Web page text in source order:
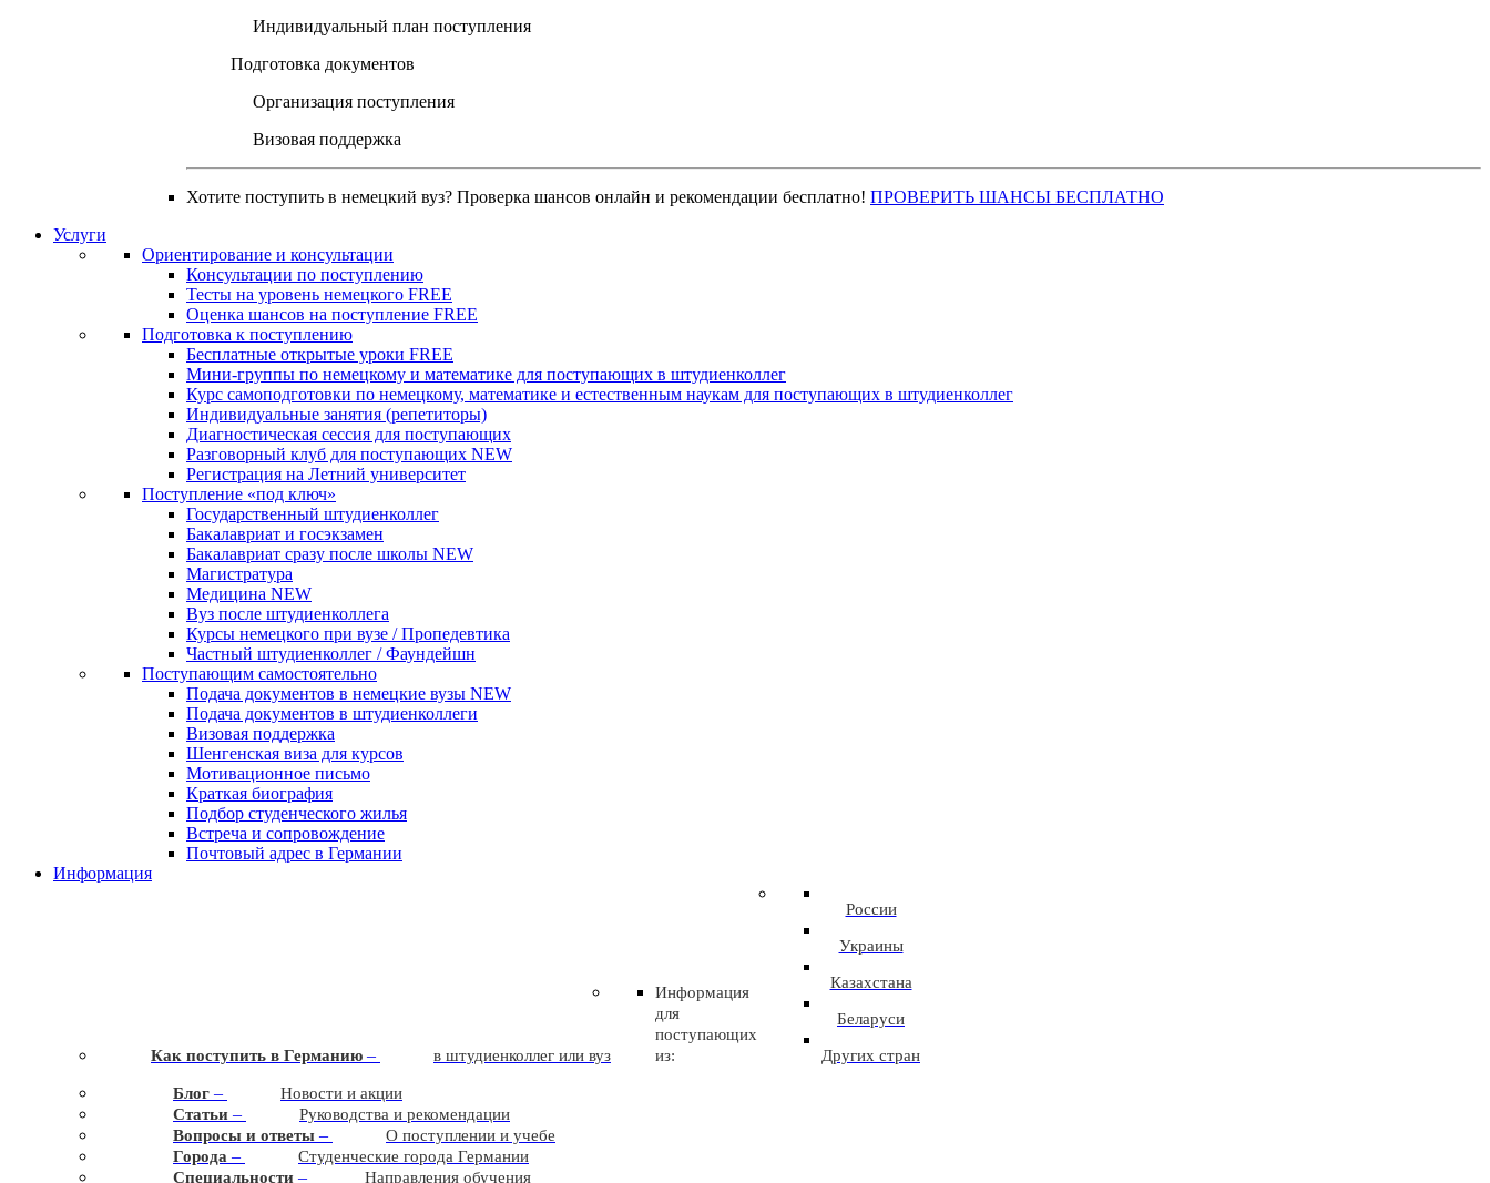
Индивидуальный план поступления
Подготовка документов
Организация поступления
Визовая поддержка
Хотите поступить в немецкий вуз? Проверка шансов онлайн и рекомендации бесплатно! ПРОВЕРИТЬ ШАНСЫ БЕСПЛАТНО
Услуги
Ориентирование и консультации
Консультации по поступлению
Тесты на уровень немецкого FREE
Оценка шансов на поступление FREE
Подготовка к поступлению
Бесплатные открытые уроки FREE
Мини-группы по немецкому и математике для поступающих в штудиенколлег
Курс самоподготовки по немецкому, математике и естественным наукам для поступающих в штудиенколлег
Индивидуальные занятия (репетиторы)
Диагностическая сессия для поступающих
Разговорный клуб для поступающих NEW
Регистрация на Летний университет
Поступление «под ключ»
Государственный штудиенколлег
Бакалавриат и госэкзамен
Бакалавриат сразу после школы NEW
Магистратура
Медицина NEW
Вуз после штудиенколлега
Курсы немецкого при вузе / Пропедевтика
Частный штудиенколлег / Фаундейшн
Поступающим самостоятельно
Подача документов в немецкие вузы NEW
Подача документов в штудиенколлеги
Визовая поддержка
Шенгенская виза для курсов
Мотивационное письмо
Краткая биография
Подбор студенческого жилья
Встреча и сопровождение
Почтовый адрес в Германии
Информация
Как поступить в Германию – в штудиенколлег или вуз
Информация
для
поступающих
из:
России
Украины
Казахстана
Беларуси
Других стран
Блог –
Новости и акции
Статьи –
Руководства и рекомендации
Вопросы и ответы –
О поступлении и учебе
Города –
Студенческие города Германии
Cпециальности –
Направления обучения